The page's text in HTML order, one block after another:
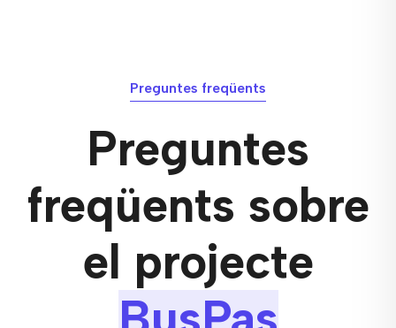
Preguntes freqüents
Preguntes
freqüents sobre
el projecte